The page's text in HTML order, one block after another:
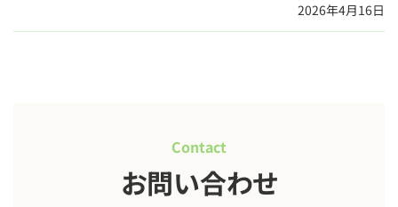
2026年4月16日
Contact
お問い合わせ